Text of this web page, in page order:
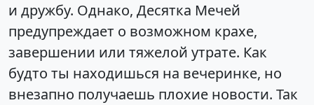
и дружбу. Однако, Десятка Мечей
предупреждает о возможном крахе,
завершении или тяжелой утрате. Как
будто ты находишься на вечеринке, но
внезапно получаешь плохие новости. Так